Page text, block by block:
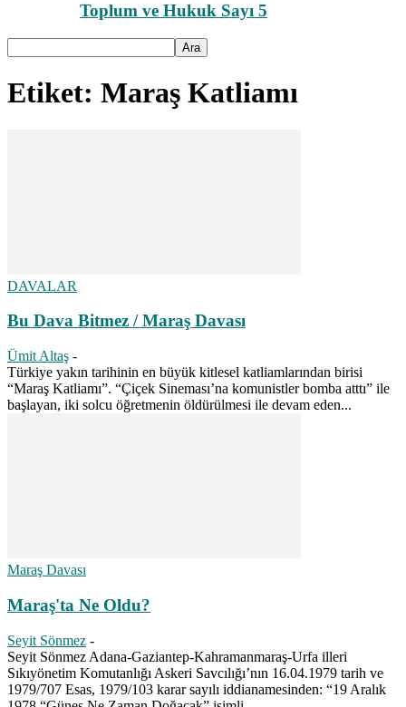
Toplum ve Hukuk Sayı 5
Etiket: Maraş Katliamı
DAVALAR
Bu Dava Bitmez / Maraş Davası
Ümit Altaş -
Türkiye yakın tarihinin en büyük kitlesel katliamlarından birisi
“Maraş Katliamı”. “Çiçek Sineması’na komunistler bomba atttı” ile
başlayan, iki solcu öğretmenin öldürülmesi ile devam eden...
Maraş Davası
Maraş'ta Ne Oldu?
Seyit Sönmez -
Seyit Sönmez Adana-Gaziantep-Kahramanmaraş-Urfa illeri
Sıkıyönetim Komutanlığı Askeri Savcılığı’nın 16.04.1979 tarih ve
1979/707 Esas, 1979/103 karar sayılı iddianamesinden: “19 Aralık